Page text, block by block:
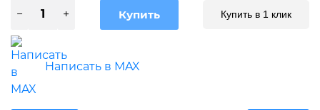
Купить в 1 клик
Написать в MAX